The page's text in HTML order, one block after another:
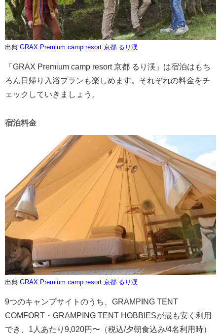
出典:GRAX Premium camp resort 京都 るり渓
「GRAX Premium camp resort 京都 るり渓」は宿泊はもち
ろん日帰り入浴プランも楽しめます。それぞれの料金をチ
ェックしていきましょう。
宿泊料金
出典:GRAX Premium camp resort 京都 るり渓
9つのキャンプサイトのうち、GRAMPING TENT
COMFORT・GRAMPING TENT HOBBIESが最も安く利用
でき、1人あたり9,020円〜（税込/夕朝食込み/4名利用時）